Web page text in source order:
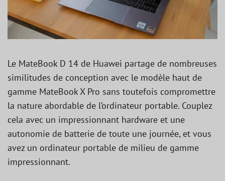
Le MateBook D 14 de Huawei partage de nombreuses
similitudes de conception avec le modèle haut de
gamme MateBook X Pro sans toutefois compromettre
la nature abordable de l’ordinateur portable. Couplez
cela avec un impressionnant hardware et une
autonomie de batterie de toute une journée, et vous
avez un ordinateur portable de milieu de gamme
impressionnant.